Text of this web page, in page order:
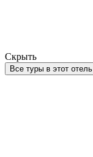
Скрыть
Все туры в этот отель